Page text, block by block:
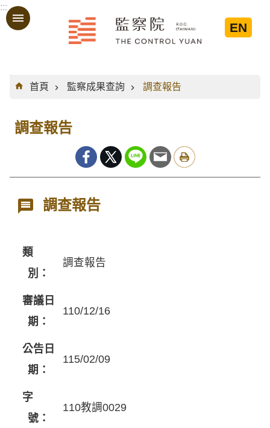
跳到主要內容區塊
:::
EN
:::
首頁
監察成果查詢 調查報告
調查報告
調查報告
類
別：
調查報告
審議日
期：
110/12/16
公告日
期：
115/02/09
字
號：
110教調0029